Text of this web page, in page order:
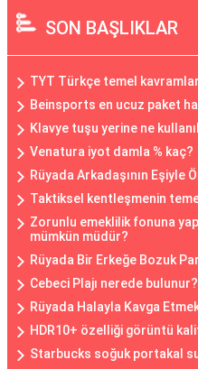
SON BAŞLIKLAR
TYT Türkçe temel
Beinsports en ucuz paket
Klavye tuşu yerine ne
Venatura iyot damla % kaç?
Rüyada Arkadaşının Eşiyle
Taktiksel kentleşmenin
Zorunlu emeklilik fonuna
mümkün müdür?
Rüyada Bir Erkeğe Bozuk
Cebeci Plajı nerede bulunur?
Rüyada Halayla Kavga
HDR10+ özelliği görüntü
Starbucks soğuk portakal